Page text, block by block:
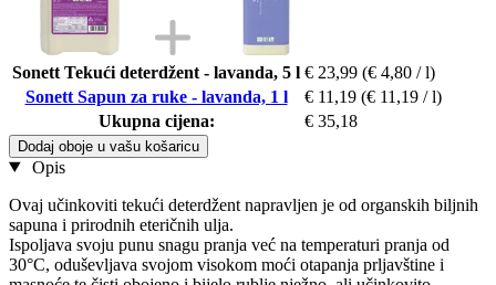
Sonett Tekući deterdžent - lavanda, 5 l € 23,99 (€ 4,80 / l)
Sonett Sapun za ruke - lavanda, 1 l
€ 11,19 (€ 11,19 / l)
Ukupna cijena:
€ 35,18
Dodaj oboje u vašu košaricu
Opis
Ovaj učinkoviti tekući deterdžent napravljen je od organskih biljnih
sapuna i prirodnih eteričnih ulja.
Ispoljava svoju punu snagu pranja već na temperaturi pranja od
30°C, oduševljava svojom visokom moći otapanja prljavštine i